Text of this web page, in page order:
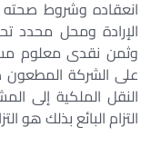
انعقاده وشروط
الإرادة ومحل محدد
وثمن نقدی معلوم
على الشركة المطعون
التزام البائع بذلك هو